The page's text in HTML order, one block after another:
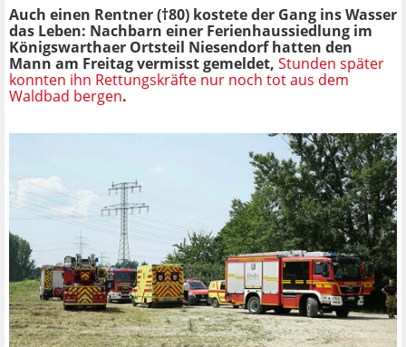
Auch einen Rentner (†80) kostete der Gang ins Wasser
das Leben: Nachbarn einer Ferienhaussiedlung im
Königswarthaer Ortsteil Niesendorf hatten den
Mann am Freitag vermisst gemeldet, Stunden später
konnten ihn Rettungskräfte nur noch tot aus dem
Waldbad bergen.